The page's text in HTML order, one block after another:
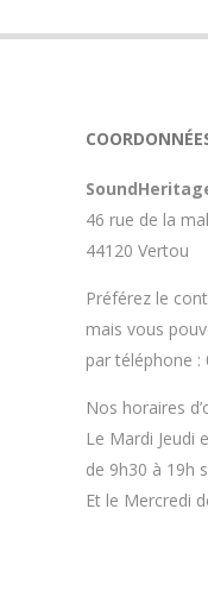
46 rue de la
44120 Vertou
Préférez le
mais vous
par téléphone :
Nos horaires
Le Mardi Jeudi
de 9h30 à 19h
Et le Mercredi